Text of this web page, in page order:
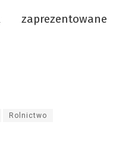
Rolnictwo